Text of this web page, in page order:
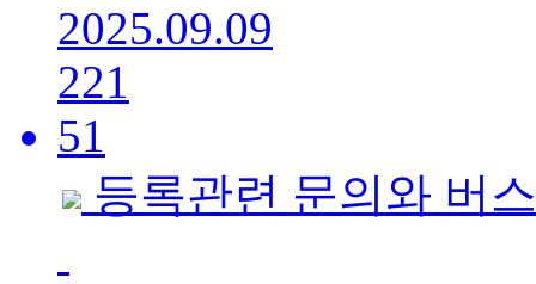
2025.09.09
221
51
등록관련 문의와 버